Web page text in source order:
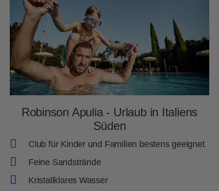
Robinson Apulia - Urlaub in Italiens
Süden
Club für Kinder und Familien bestens geeignet
Feine Sandstrände
Kristallklares Wasser